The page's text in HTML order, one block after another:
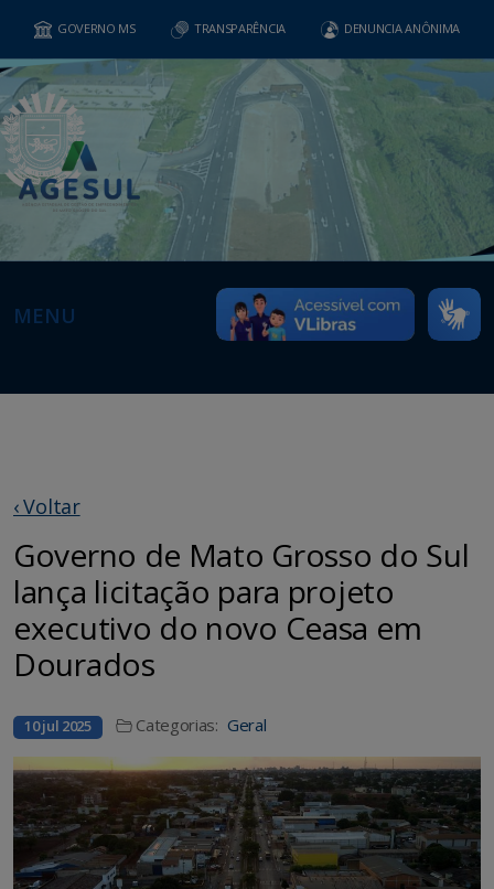
GOVERNO MS TRANSPARÊNCIA DENUNCIA ANÔNIMA
MENU
‹ Voltar
Governo de Mato Grosso do Sul
lança licitação para projeto
executivo do novo Ceasa em
Dourados
10 jul 2025 Categorias: Geral